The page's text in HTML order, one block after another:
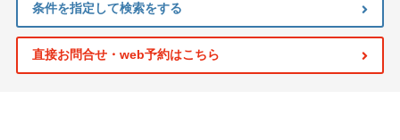
条件を指定して検索をする
直接お問合せ・web予約はこちら